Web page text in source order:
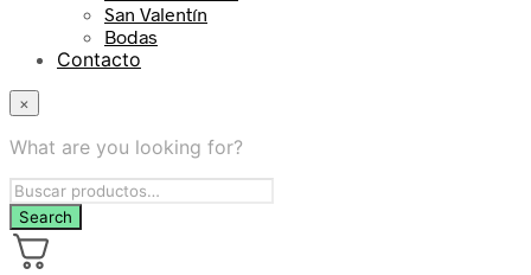
San Valentín
Bodas
Contacto
×
What are you looking for?